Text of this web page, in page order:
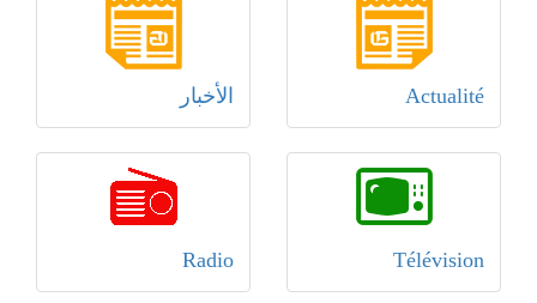
Actualité الأخبار
Télévision
Radio